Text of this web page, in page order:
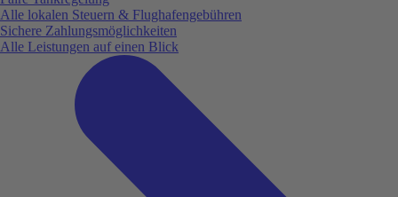
Alle lokalen Steuern & Flughafengebühren
Sichere Zahlungsmöglichkeiten
Alle Leistungen auf einen Blick